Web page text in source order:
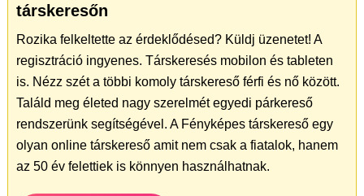
társkeresőn
Rozika felkeltette az érdeklődésed? Küldj üzenetet! A
regisztráció ingyenes. Társkeresés mobilon és tableten
is. Nézz szét a többi komoly társkereső férfi és nő között.
Találd meg életed nagy szerelmét egyedi párkereső
rendszerünk segítségével. A Fényképes társkereső egy
olyan online társkereső amit nem csak a fiatalok, hanem
az 50 év felettiek is könnyen használhatnak.